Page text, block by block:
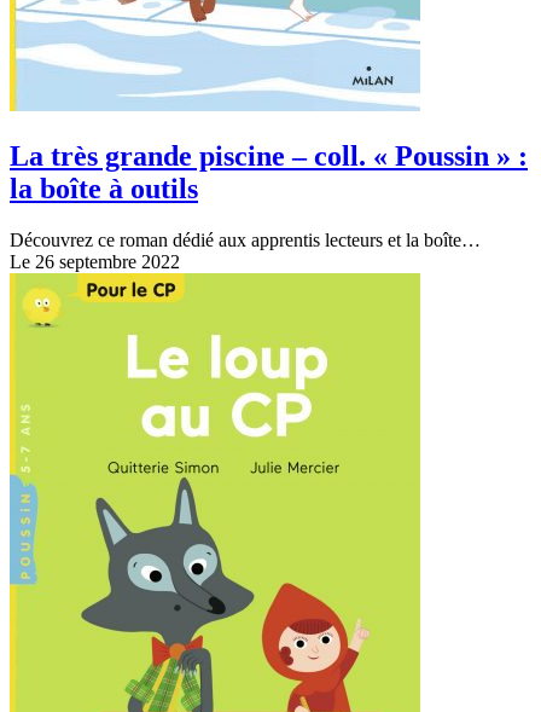
La très grande piscine – coll. « Poussin » :
la boîte à outils
Découvrez ce roman dédié aux apprentis lecteurs et la boîte…
Le 26 septembre 2022